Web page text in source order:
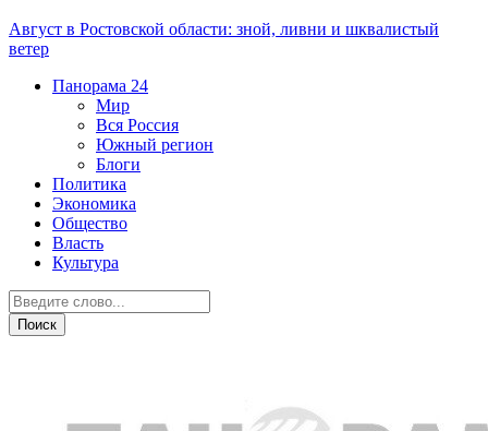
Август в Ростовской области: зной, ливни и шквалистый
ветер
Панорама 24
Мир
Вся Россия
Южный регион
Блоги
Политика
Экономика
Общество
Власть
Культура